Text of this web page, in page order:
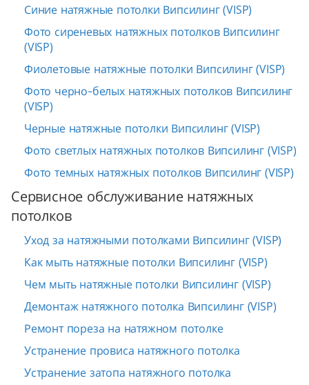
Синие натяжные потолки Випсилинг (VISP)
Фото сиреневых натяжных потолков Випсилинг
(VISP)
Фиолетовые натяжные потолки Випсилинг (VISP)
Фото черно-белых натяжных потолков Випсилинг
(VISP)
Черные натяжные потолки Випсилинг (VISP)
Фото светлых натяжных потолков Випсилинг (VISP)
Фото темных натяжных потолков Випсилинг (VISP)
Сервисное обслуживание натяжных
потолков
Уход за натяжными потолками Випсилинг (VISP)
Как мыть натяжные потолки Випсилинг (VISP)
Чем мыть натяжные потолки Випсилинг (VISP)
Демонтаж натяжного потолка Випсилинг (VISP)
Ремонт пореза на натяжном потолке
Устранение провиса натяжного потолка
Устранение затопа натяжного потолка